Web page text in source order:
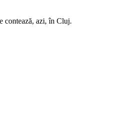
contează, azi, în Cluj.